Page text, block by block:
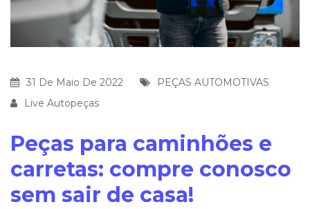
31 De Maio De 2022
PEÇAS AUTOMOTIVAS
Live Autopeças
Peças para caminhões e
carretas: compre conosco
sem sair de casa!